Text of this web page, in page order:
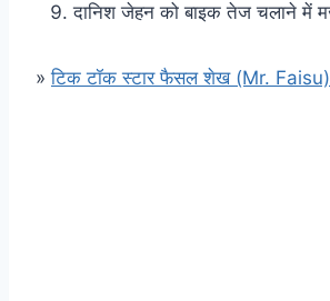
दानिश जेहन को बाइक तेज चलाने में
»टिक टॉक स्टार फैसल शेख (Mr. Faisu)